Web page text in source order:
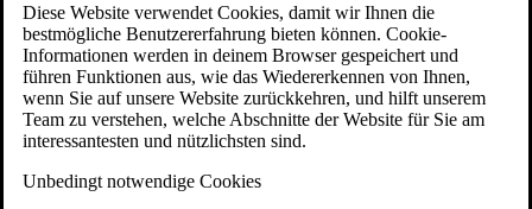
Diese Website verwendet Cookies, damit wir Ihnen die
bestmögliche Benutzererfahrung bieten können. Cookie-
Informationen werden in deinem Browser gespeichert und
führen Funktionen aus, wie das Wiedererkennen von Ihnen,
wenn Sie auf unsere Website zurückkehren, und hilft unserem
Team zu verstehen, welche Abschnitte der Website für Sie am
interessantesten und nützlichsten sind.
Unbedingt notwendige Cookies